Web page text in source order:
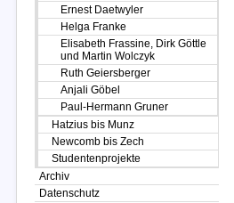
Ernest Daetwyler
Helga Franke
Elisabeth Frassine, Dirk Göttle
und Martin Wolczyk
Ruth Geiersberger
Anjali Göbel
Paul-Hermann Gruner
Hatzius bis Munz
Newcomb bis Zech
Studentenprojekte
Archiv
Datenschutz